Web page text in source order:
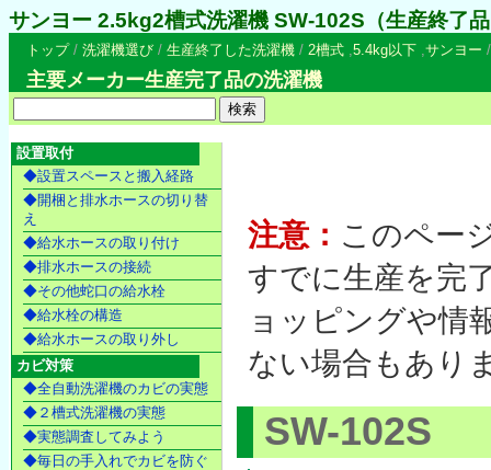
サンヨー 2.5kg2槽式洗濯機 SW-102S（生産終了
トップ/ 洗濯機選び / 生産終了した洗濯機 / 2槽式 ,5.4kg以下 ,サンヨー
主要メーカー生産完了品の洗濯機
注意： このペー
すでに生産を完
ョッピングや情
ない場合もあり
SW-102S
設置取付
◆設置スペースと搬入経路
◆開梱と排水ホースの切り替
え
◆給水ホースの取り付け
◆排水ホースの接続
◆その他蛇口の給水栓
◆給水栓の構造
◆給水ホースの取り外し
カビ対策
◆全自動洗濯機のカビの実態
◆２槽式洗濯機の実態
◆実態調査してみよう
◆毎日の手入れでカビを防ぐ